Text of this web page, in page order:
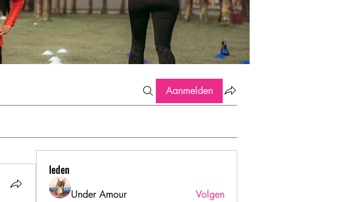
Aanmelden
leden
Under Amour Volgen